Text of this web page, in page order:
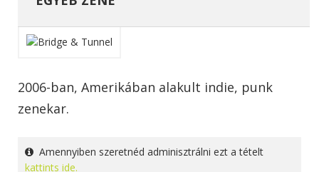
2006-ban, Amerikában alakult indie, punk
zenekar.
Amennyiben szeretnéd adminisztrálni ezt a tételt
kattints ide.